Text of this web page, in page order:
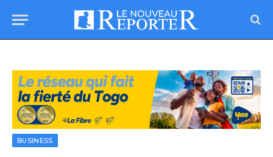
BUSINESS